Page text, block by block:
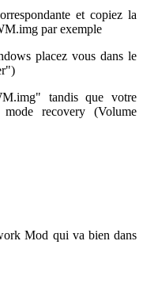
et copiez la
par exemple
placez vous dans le
tandis que votre
recovery (Volume
Mod qui va bien dans